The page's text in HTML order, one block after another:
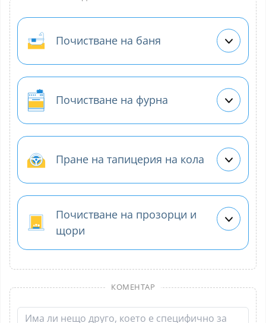
Почистване на баня
Почистване на фурна
Пране на тапицерия на кола
Почистване на прозорци и
щори
КОМЕНТАР